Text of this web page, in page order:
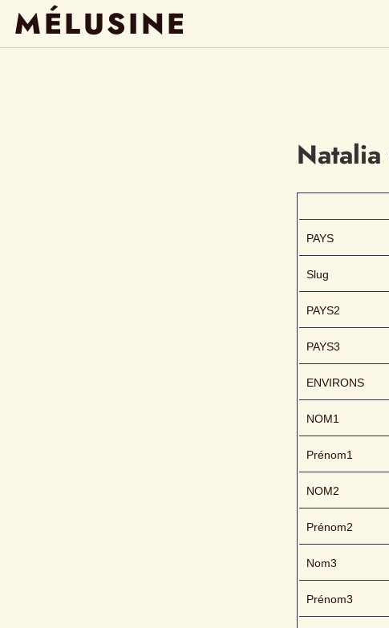
MÉLUSINE
Natalia
PAYS
Slug
PAYS2
PAYS3
ENVIRONS
NOM1
Prénom1
NOM2
Prénom2
Nom3
Prénom3